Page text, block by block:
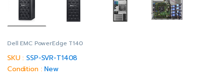
Dell EMC PowerEdge T140
SKU :SSP-SVR-T1408
Condition :New